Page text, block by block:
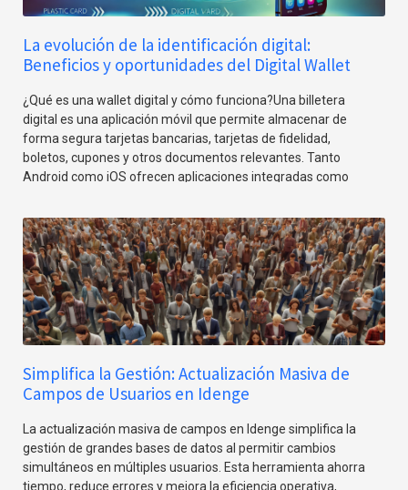
La evolución de la identificación digital:
Beneficios y oportunidades del Digital Wallet
¿Qué es una wallet digital y cómo funciona?Una billetera
digital es una aplicación móvil que permite almacenar de
forma segura tarjetas bancarias, tarjetas de fidelidad,
boletos, cupones y otros documentos relevantes. Tanto
Android como iOS ofrecen aplicaciones integradas como
gestión de sus tarjetas desmaterializadas.Para las
empresas, implementar una solución de billetera digital
significa optar por una plataforma que permita gestionar de
manera digital las tarjetas de sus clientes, miembros o
empleados. Esto asegura no solo mayor comodidad para el
usuario final, sino también una comunicación más directa y
efectiva.
Simplifica la Gestión: Actualización Masiva de
Campos de Usuarios en Idenge
La actualización masiva de campos en Idenge simplifica la
gestión de grandes bases de datos al permitir cambios
simultáneos en múltiples usuarios. Esta herramienta ahorra
tiempo, reduce errores y mejora la eficiencia operativa,